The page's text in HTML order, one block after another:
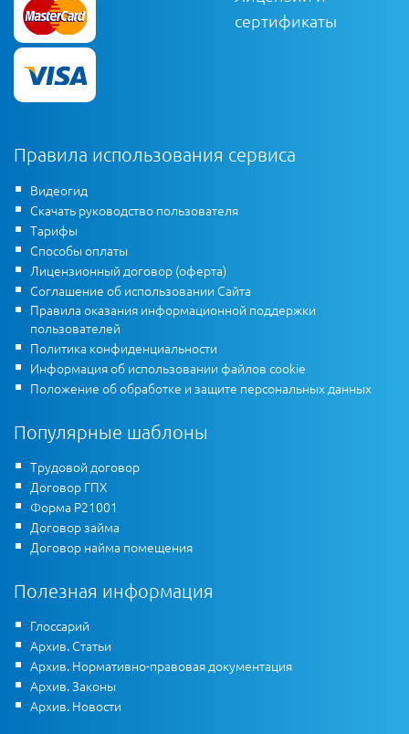
сертификаты
Правила использования сервиса
Видеогид
Скачать руководство пользователя
Тарифы
Способы оплаты
Лицензионный договор (оферта)
Соглашение об использовании Сайта
Правила оказания информационной поддержки
пользователей
Политика конфиденциальности
Информация об использовании файлов cookie
Положение об обработке и защите персональных данных
Популярные шаблоны
Трудовой договор
Договор ГПХ
Форма Р21001
Договор займа
Договор найма помещения
Полезная информация
Глоссарий
Архив. Статьи
Архив. Нормативно-правовая документация
Архив. Законы
Архив. Новости